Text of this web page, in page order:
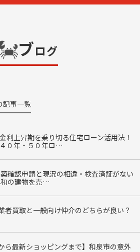
ブログ
記事一覧
金利上昇期を乗り切る住宅ローン活用法！
４０年・５０年ロ…
確認申請と現況の相違・検査済証がない
の建物を売…
者買取と一般向け仲介のどちらが良い？
ら最新ショッピングまで】和泉市の意外